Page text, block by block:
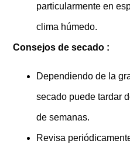
particularmente en
clima húmedo.
Consejos de secado :
Dependiendo de la
secado puede tardar
de semanas.
Revisa